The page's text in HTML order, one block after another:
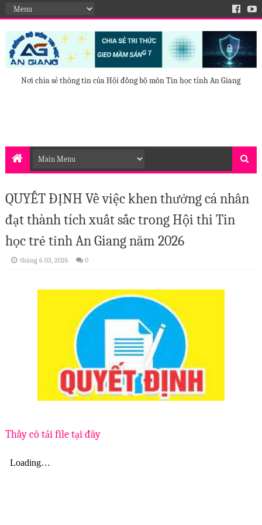
Nơi chia sẻ thông tin của Hội đồng bộ môn Tin học tỉnh An Giang
QUYẾT ĐỊNH Về việc khen thưởng cá nhân
đạt thành tích xuất sắc trong Hội thi Tin
học trẻ tỉnh An Giang năm 2026
tháng 6 03, 2026 0
Thầy cô tải file tại đây